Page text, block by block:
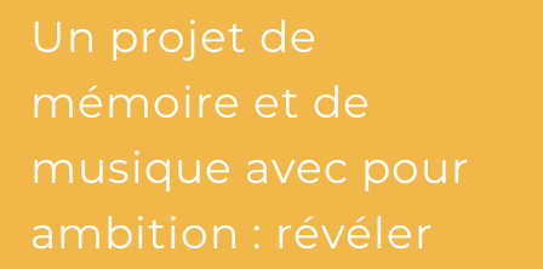
Un projet de
mémoire et de
musique avec pour
ambition : révéler